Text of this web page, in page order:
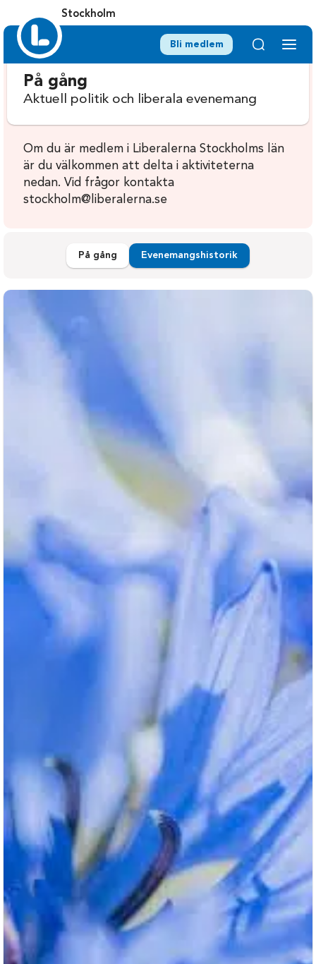
Stockholm
Bli medlem
På gång
Aktuell politik och liberala evenemang
Om du är medlem i Liberalerna Stockholms län
är du välkommen att delta i aktiviteterna
nedan. Vid frågor kontakta
stockholm@liberalerna.se
På gång Evenemangshistorik